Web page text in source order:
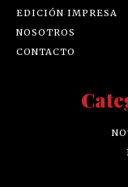
EDICIÓN IMPRESA
NOSOTROS
CONTACTO